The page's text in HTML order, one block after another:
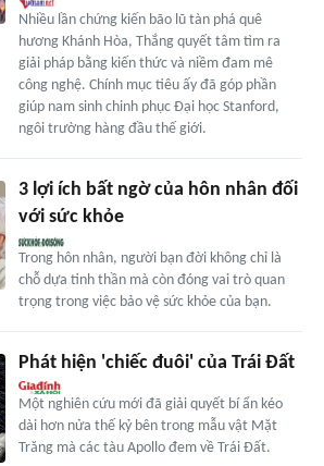
Nhiều lần chứng kiến bão lũ tàn phá quê
hương Khánh Hòa, Thắng quyết tâm tìm ra
giải pháp bằng kiến thức và niềm đam mê
công nghệ. Chính mục tiêu ấy đã góp phần
giúp nam sinh chinh phục Đại học Stanford,
ngôi trường hàng đầu thế giới.
3 lợi ích bất ngờ của hôn nhân đối
với sức khỏe
Trong hôn nhân, người bạn đời không chỉ là
chỗ dựa tinh thần mà còn đóng vai trò quan
trọng trong việc bảo vệ sức khỏe của bạn.
Phát hiện 'chiếc đuôi' của Trái Đất
Một nghiên cứu mới đã giải quyết bí ẩn kéo
dài hơn nửa thế kỷ bên trong mẫu vật Mặt
Trăng mà các tàu Apollo đem về Trái Đất.